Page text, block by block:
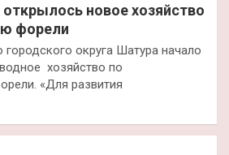
новое хозяйство
форели
городского округа Шатура начало
хозяйство по
«Для развития